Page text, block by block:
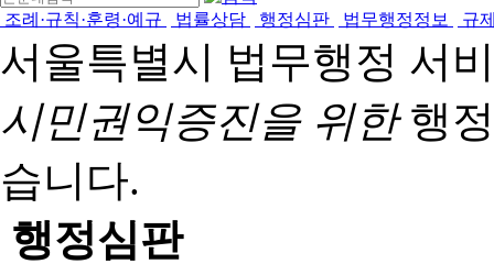
조례·규칙·훈령·예규 법률상담 행정심판 법무행정정보 규
서울특별시 법무행정 서
시민권익증진을 위한행
습니다.
행정심판